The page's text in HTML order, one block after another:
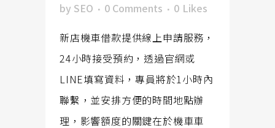
by SEO 0 Comments 0 Likes
新店機車借款提供線上申請服務，
24小時接受預約，透過官網或
LINE填寫資料，專員將於1小時內
聯繫，並安排方便的時間地點辦
理，影響額度的關鍵在於機車車